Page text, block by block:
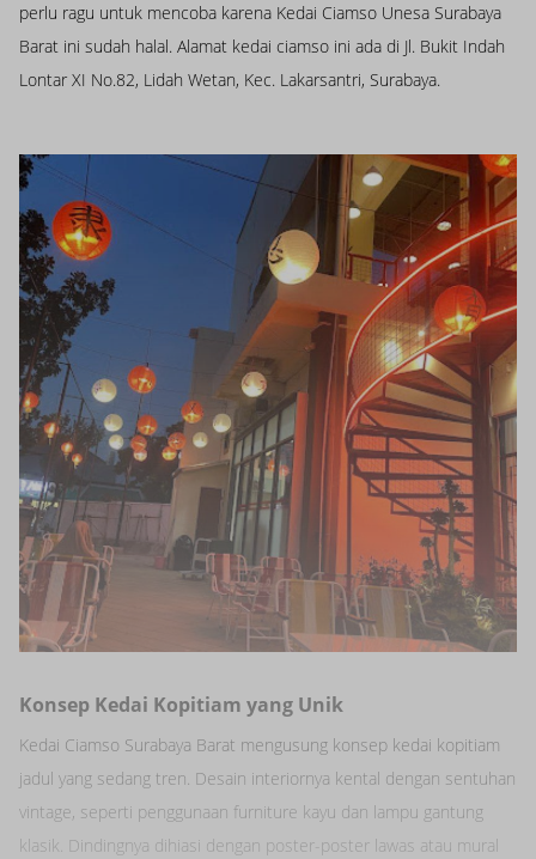
perlu ragu untuk mencoba karena Kedai Ciamso Unesa Surabaya
Barat ini sudah halal. Alamat kedai ciamso ini ada di Jl. Bukit Indah
Lontar XI No.82, Lidah Wetan, Kec. Lakarsantri, Surabaya.
Konsep Kedai Kopitiam yang Unik
Kedai Ciamso Surabaya Barat mengusung konsep kedai kopitiam
jadul yang sedang tren. Desain interiornya kental dengan sentuhan
vintage, seperti penggunaan furniture kayu dan lampu gantung
klasik. Dindingnya dihiasi dengan poster-poster lawas atau mural